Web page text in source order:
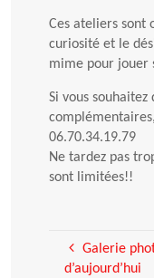
Ces ateliers sont
curiosité et le
mime pour jouer
Si vous
06.70.34.19.79
Ne tardez pas
sont limitées!!
Galerie
d’aujourd’hui